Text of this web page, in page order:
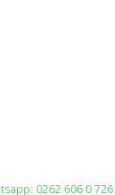
0262 606 0 726